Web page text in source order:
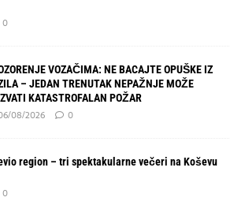
0
VOZAČIMA: NE BACAJTE OPUŠKE IZ
– JEDAN TRENUTAK NEPAŽNJE MOŽE
KATASTROFALAN POŽAR
08/2026 0
region – tri spektakularne večeri na Koševu
0